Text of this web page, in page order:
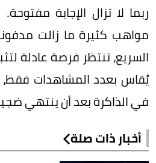
ربما لا تزال الإجابة
مواهب كثيرة ما زالت
السريع، تنتظر فرصة عادلة
يُقاس بعدد المشاهدات فقط،
في الذاكرة بعد أن ينتهي
أخبار ذات صلة